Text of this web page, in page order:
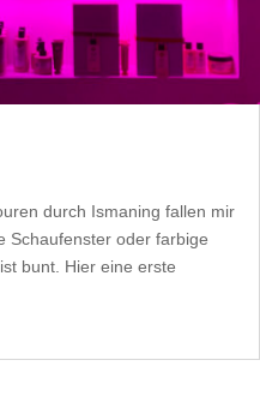
durch Ismaning fallen mir
Schaufenster oder farbige
bunt. Hier eine erste